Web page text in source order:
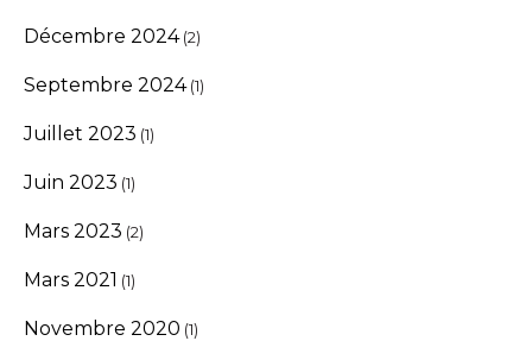
Décembre 2024(2)
Septembre 2024(1)
Juillet 2023 (1)
Juin 2023 (1)
Mars 2023 (2)
Mars 2021 (1)
Novembre 2020 (1)